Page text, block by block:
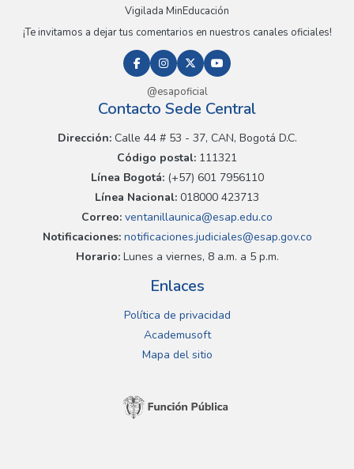
Vigilada MinEducación
¡Te invitamos a dejar tus comentarios en nuestros canales oficiales!
@esapoficial
Contacto Sede Central
Dirección:Calle 44 # 53 - 37, CAN, Bogotá D.C.
Código postal: 111321
Línea Bogotá:(+57) 601 7956110
Línea Nacional: 018000 423713
Correo: ventanillaunica@esap.edu.co
Notificaciones:notificaciones.judiciales@esap.gov.co
Horario:Lunes a viernes, 8 a.m. a 5 p.m.
Enlaces
Política de privacidad
Academusoft
Mapa del sitio